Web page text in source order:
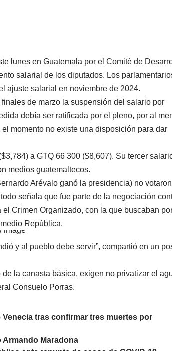
lunes en Guatemala por el Comité de
salarial de los diputados. Los
ajuste salarial en noviembre de 2024.
de marzo la suspensión del salario por
debía ser ratificada por el pleno, por al
momento no existe una disposición para dar
a GTQ 66 300 ($8,607). Su tercer
medios guatemaltecos.
Arévalo ganó la presidencia) no
señala que fue parte de la negociación
Crimen Organizado, con la que buscaban
República.
y al pueblo debe servir”, compartió en un
la canasta básica, exigen no privatizar el
Consuelo Porras.
tras confirmar tres muertes por
Armando Maradona